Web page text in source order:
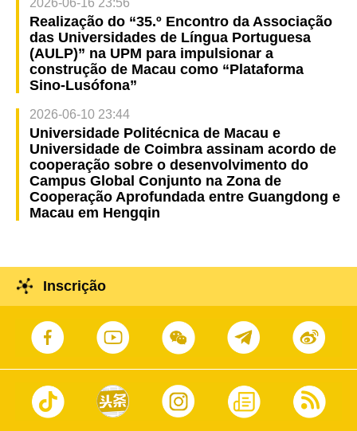
2026-06-16 23:56
Realização do “35.º Encontro da Associação
das Universidades de Língua Portuguesa
(AULP)” na UPM para impulsionar a
construção de Macau como “Plataforma
Sino-Lusófona”
2026-06-10 23:44
Universidade Politécnica de Macau e
Universidade de Coimbra assinam acordo de
cooperação sobre o desenvolvimento do
Campus Global Conjunto na Zona de
Cooperação Aprofundada entre Guangdong e
Macau em Hengqin
Inscrição